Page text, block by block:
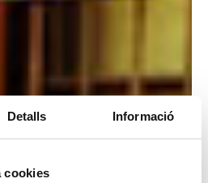
Detalls Informació
cookies